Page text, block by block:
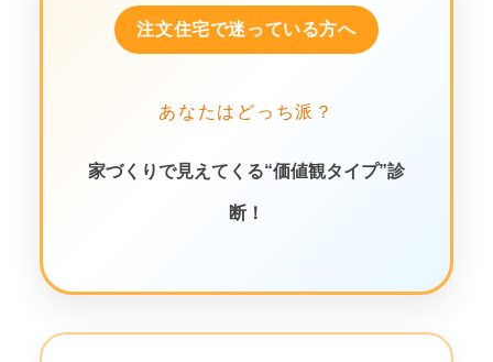
注文住宅で迷っている方へ
あなたはどっち派？
家づくりで見えてくる“価値観タイプ”診
断！